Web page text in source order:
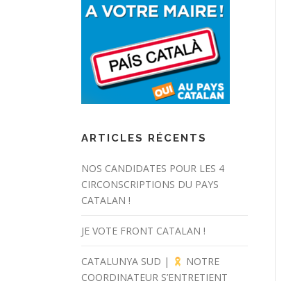
ARTICLES RÉCENTS
NOS CANDIDATES POUR LES 4
CIRCONSCRIPTIONS DU PAYS
CATALAN !
JE VOTE FRONT CATALAN !
CATALUNYA SUD |
NOTRE
COORDINATEUR S’ENTRETIENT